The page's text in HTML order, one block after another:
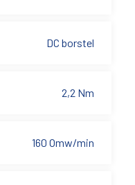
DC borstel
2,2 Nm
160 Omw/min